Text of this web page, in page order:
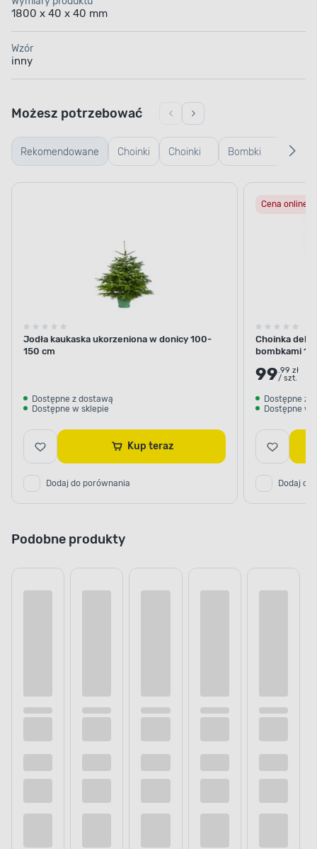
1800 x 40 x 40 mm
Wzór
inny
Rekomendowane Choinki
żywe
Choinki
sztuczne
Bombki
plastikowe
Możesz potrzebować
Jodła kaukaska ukorzeniona w donicy 100-
150 cm
Dostępne z dostawą
Dostępne w sklepie
Kup teraz
Dodaj do porównania
Cena online
Choinka
bombkami
99.99 zł
/ szt.
Dostępne z
Dostępne w
Dodaj do
Podobne produkty